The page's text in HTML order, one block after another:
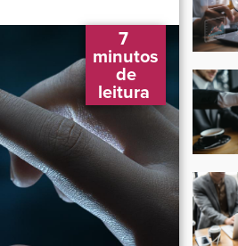
7
minutos
leitura